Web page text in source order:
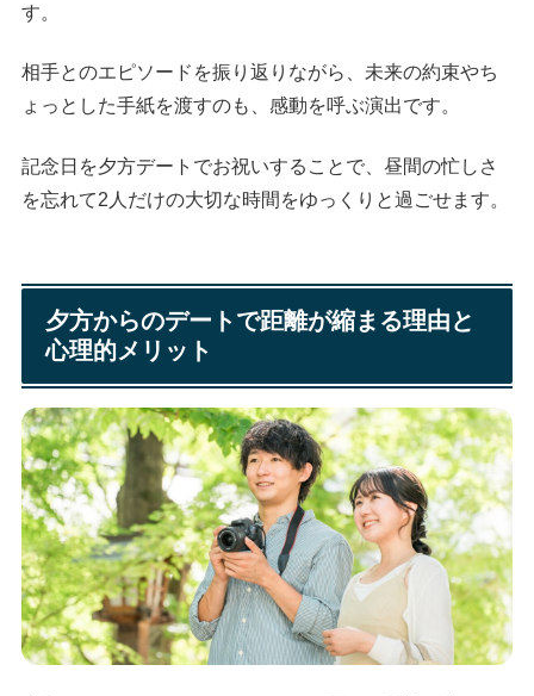
す。
相手とのエピソードを振り返りながら、未来の約束やち
ょっとした手紙を渡すのも、感動を呼ぶ演出です。
記念日を夕方デートでお祝いすることで、昼間の忙しさ
を忘れて2人だけの大切な時間をゆっくりと過ごせます。
夕方からのデートで距離が縮まる理由と
心理的メリット